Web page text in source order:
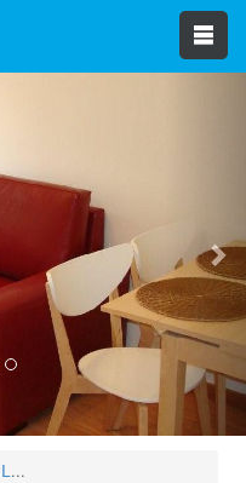
Equipamentos de Lazer